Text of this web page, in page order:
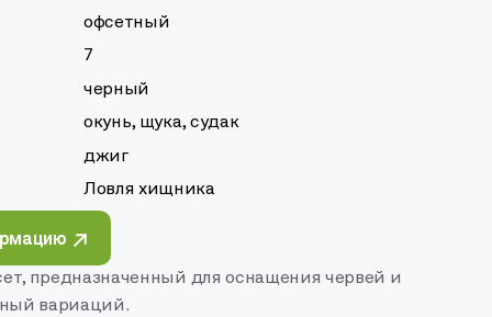
офсетный
7
черный
окунь, щука, судак
джиг
Ловля хищника
предназначенный для оснащения червей и
вариаций.